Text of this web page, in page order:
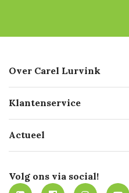
Over Carel Lurvink
Geschiedenis
Missie
Werken bij Carel Lurvink
MVO
Klantenservice
Bezorgen
Mijn Carel Lurvink
Mijn Carel Lurvink instructievideo's
Actueel
Innovation LAB
Tevreden klanten
Volg ons via social!